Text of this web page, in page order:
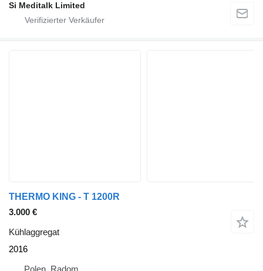
Si Meditalk Limited
THERMO KING - T 1200R
3.000 €
Kühlaggregat
2016
Polen, Radom